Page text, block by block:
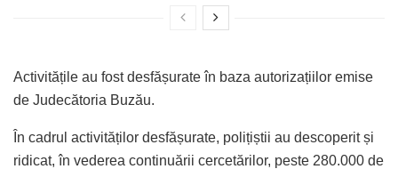
Activitățile au fost desfășurate în baza autorizațiilor emise
de Judecătoria Buzău.
În cadrul activităților desfășurate, polițiștii au descoperit și
ridicat, în vederea continuării cercetărilor, peste 280.000 de